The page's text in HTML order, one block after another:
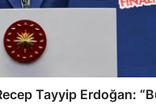
Tayyip Erdoğan: